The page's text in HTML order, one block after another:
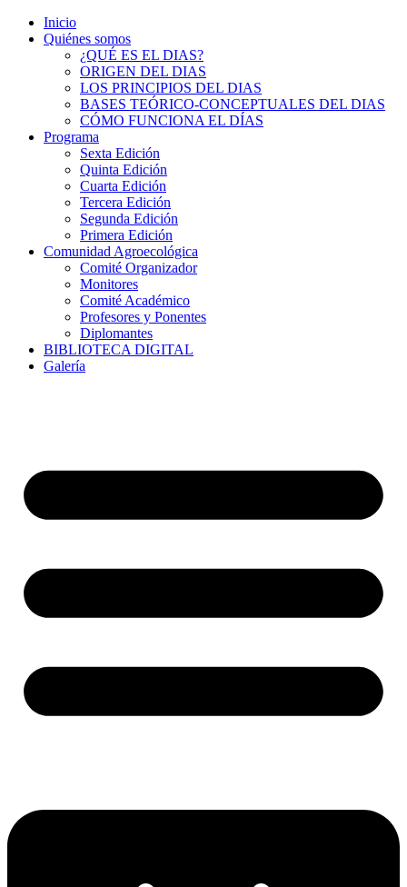
Inicio
Quiénes somos
¿QUÉ ES EL DIAS?
ORIGEN DEL DIAS
LOS PRINCIPIOS DEL DIAS
BASES TEÓRICO-CONCEPTUALES DEL DIAS
CÓMO FUNCIONA EL DÍAS
Programa
Sexta Edición
Quinta Edición
Cuarta Edición
Tercera Edición
Segunda Edición
Primera Edición
Comunidad Agroecológica
Comité Organizador
Monitores
Comité Académico
Profesores y Ponentes
Diplomantes
BIBLIOTECA DIGITAL
Galería